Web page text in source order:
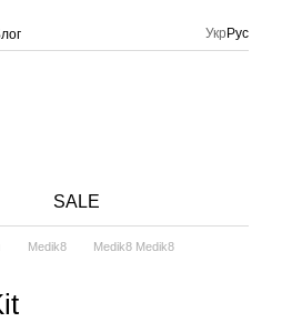
Укр Рус
SALE
Medik8
Medik8 Medik8